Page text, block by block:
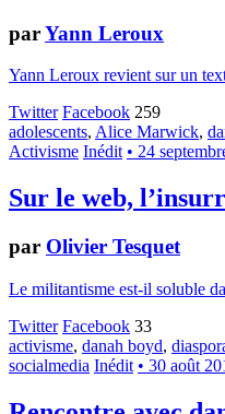
parYann Leroux
Yann Leroux revient sur un
Twitter Facebook 259
adolescents, Alice Marwick,
Activisme Inédit • 24
Sur le web,
par Olivier Tesquet
Le militantisme est-il soluble
Twitter Facebook 33
activisme, danah boyd,
socialmedia Inédit • 30 août